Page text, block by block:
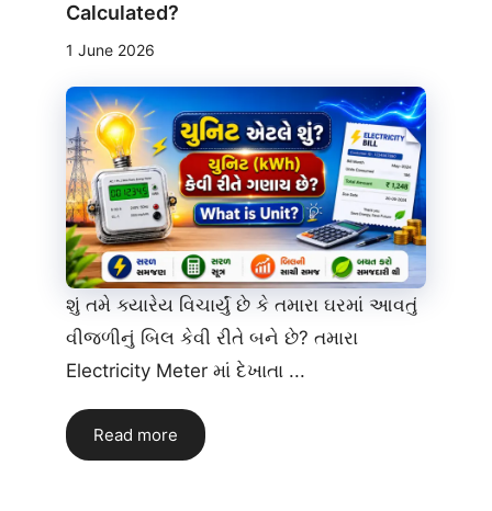
Calculated?
1 June 2026
શું તમે ક્યારેય વિચાર્યું છે કે તમારા ઘરમાં આવતું
વીજળીનું બિલ કેવી રીતે બને છે? તમારા
Electricity Meter માં દેખાતા ...
Read more